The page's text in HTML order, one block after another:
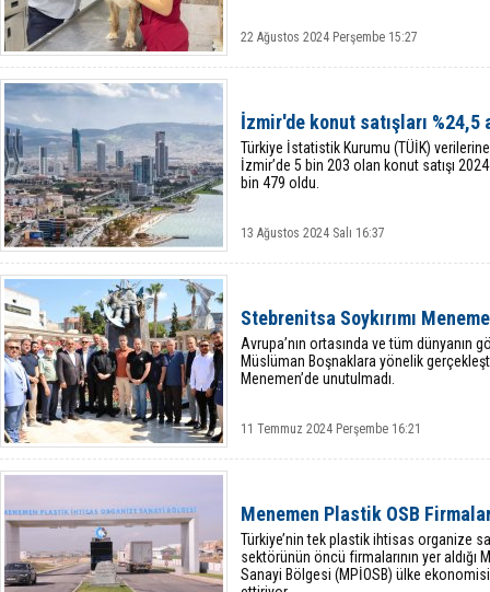
22 Ağustos 2024 Perşembe 15:27
İzmir'de konut satışları %24,5
Türkiye İstatistik Kurumu (TÜİK)
İzmir’de 5 bin 203 olan konut satışı
bin 479 oldu.
13 Ağustos 2024 Salı 16:37
Stebrenitsa Soykırımı
Avrupa’nın ortasında ve tüm dünyanın
Müslüman Boşnaklara yönelik
Menemen’de unutulmadı.
11 Temmuz 2024 Perşembe 16:21
Menemen Plastik OSB
Türkiye’nin tek plastik ihtisas organize
sektörünün öncü firmalarının yer
Sanayi Bölgesi (MPİOSB) ülke